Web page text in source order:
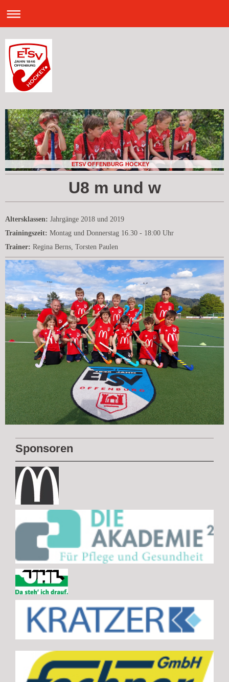
ETSV OFFENBURG HOCKEY
U8 m und w
Altersklassen: Jahrgänge 2018 und 2019
Trainingszeit: Montag und Donnerstag 16.30 - 18:00 Uhr
Trainer: Regina Berns, Torsten Paulen
Sponsoren